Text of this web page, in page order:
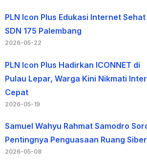
PLN Icon Plus Edukasi Internet Sehat
SDN 175 Palembang
2026-05-22
PLN Icon Plus Hadirkan ICONNET di
Pulau Lepar, Warga Kini Nikmati
Cepat
2026-05-19
Samuel Wahyu Rahmat Samodro
Pentingnya Penguasaan Ruang Siber
2026-05-08